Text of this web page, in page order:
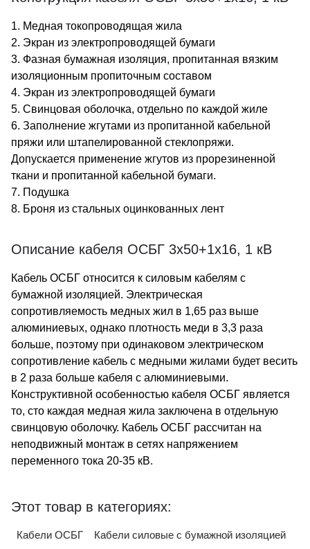
1. Медная токопроводящая жила
2. Экран из электропроводящей бумаги
3. Фазная бумажная изоляция, пропитанная вязким
изоляционным пропиточным составом
4. Экран из электропроводящей бумаги
5. Свинцовая оболочка, отдельно по каждой жиле
6. Заполнение жгутами из пропитанной кабельной
пряжи или штапелированной стеклопряжи.
Допускается применение жгутов из прорезиненной
ткани и пропитанной кабельной бумаги.
7. Подушка
8. Броня из стальных оцинкованных лент
Описание кабеля ОСБГ 3х50+1х16, 1 кВ
Кабель ОСБГ относится к силовым кабелям с
бумажной изоляцией. Электрическая
сопротивляемость медных жил в 1,65 раз выше
алюминиевых, однако плотность меди в 3,3 раза
больше, поэтому при одинаковом электрическом
сопротивление кабель с медными жилами будет весить
в 2 раза больше кабеля с алюминиевыми.
Конструктивной особенностью кабеля ОСБГ является
то, сто каждая медная жила заключена в отдельную
свинцовую оболочку. Кабель ОСБГ рассчитан на
неподвижный монтаж в сетях напряжением
переменного тока 20-35 кВ.
Этот товар в категориях:
Кабели ОСБГ
Кабели силовые с бумажной изоляцией